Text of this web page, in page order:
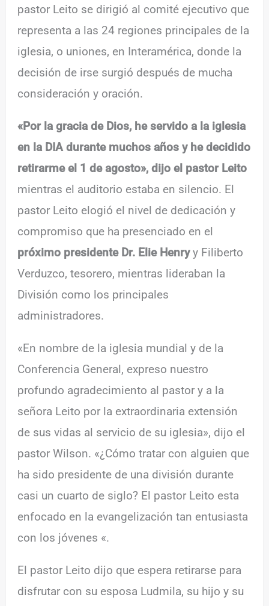
pastor Leito se dirigió al comité ejecutivo que
representa a las 24 regiones principales de la
iglesia, o uniones, en Interamérica, donde la
decisión de irse surgió después de mucha
consideración y oración.
«Por la gracia de Dios, he servido a la iglesia
en la DIA durante muchos años y he decidido
retirarme el 1 de agosto», dijo el pastor Leito
mientras el auditorio estaba en silencio. El
pastor Leito elogió el nivel de dedicación y
compromiso que ha presenciado en el
próximo presidente Dr. Elie Henryy Filiberto
Verduzco, tesorero, mientras lideraban la
División como los principales
administradores.
«En nombre de la iglesia mundial y de la
Conferencia General, expreso nuestro
profundo agradecimiento al pastor y a la
señora Leito por la extraordinaria extensión
de sus vidas al servicio de su iglesia», dijo el
pastor Wilson. «¿Cómo tratar con alguien que
ha sido presidente de una división durante
casi un cuarto de siglo? El pastor Leito esta
enfocado en la evangelización tan entusiasta
con los jóvenes «.
El pastor Leito dijo que espera retirarse para
disfrutar con su esposa Ludmila, su hijo y su